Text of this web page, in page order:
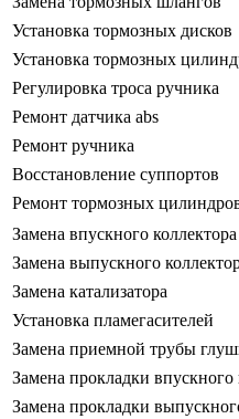
Установка тормозных дисков
Установка тормозных
Регулировка троса ручника
Ремонт датчика abs
Ремонт ручника
Восстановление суппортов
Ремонт тормозных
Замена впускного
Замена выпускного
Замена катализатора
Установка пламегасителей
Замена приемной трубы
Замена прокладки впускного
Замена прокладки